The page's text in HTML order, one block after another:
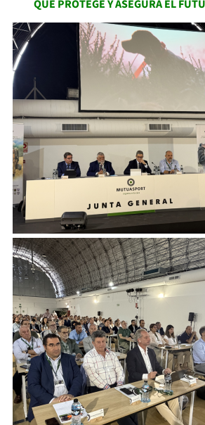
QUE PROTEGE Y ASEGURA EL